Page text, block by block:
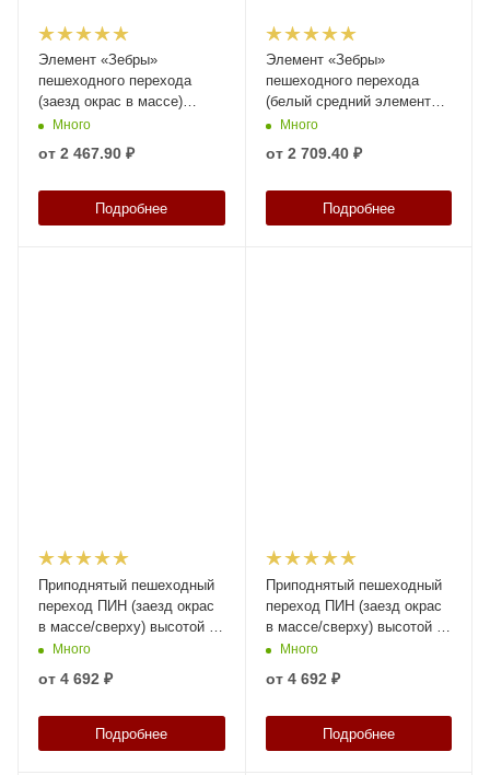
Элемент «Зебры»
пешеходного перехода
(заезд окрас в массе)
высотой 58 мм
Много
от 2 467.90 ₽
Подробнее
Элемент «Зебры»
пешеходного перехода
(белый средний элемент
окрас в массе) высотой 58
Много
от 2 709.40 ₽
Подробнее
Приподнятый пешеходный
переход ПИН (заезд окрас
в массе/сверху) высотой 58
ммМного
от 4 692 ₽
Подробнее
Приподнятый пешеходный
переход ПИН (заезд окрас
в массе/сверху) высотой 50
ммМного
от 4 692 ₽
Подробнее